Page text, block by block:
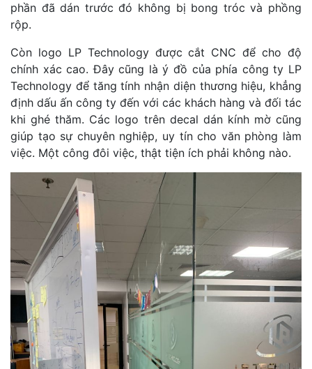
phần đã dán trước đó không bị bong tróc và phồng
rộp.
Còn logo LP Technology được cắt CNC để cho độ
chính xác cao. Đây cũng là ý đồ của phía công ty LP
Technology để tăng tính nhận diện thương hiệu, khẳng
định dấu ấn công ty đến với các khách hàng và đối tác
khi ghé thăm. Các logo trên decal dán kính mờ cũng
giúp tạo sự chuyên nghiệp, uy tín cho văn phòng làm
việc. Một công đôi việc, thật tiện ích phải không nào.